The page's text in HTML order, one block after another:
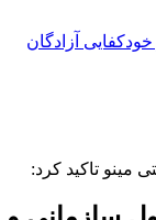
مینو تاکید کرد: